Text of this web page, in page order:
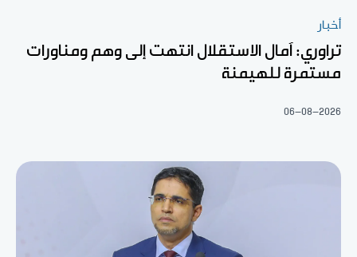
أخبار
تراوري: آمال الاستقلال انتهت إلى وهم ومناورات
مستمرة للهيمنة
06-08-2026